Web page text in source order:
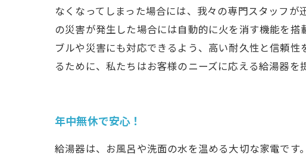
なくなってしまった場合には、我々の専門スタッフ
の災害が発生した場合には自動的に火を消す機能を
ブルや災害にも対応できるよう、高い耐久性と信頼
るために、私たちはお客様のニーズに応える給湯器を
年中無休で安心！
給湯器は、お風呂や洗面の水を温める大切な家電で